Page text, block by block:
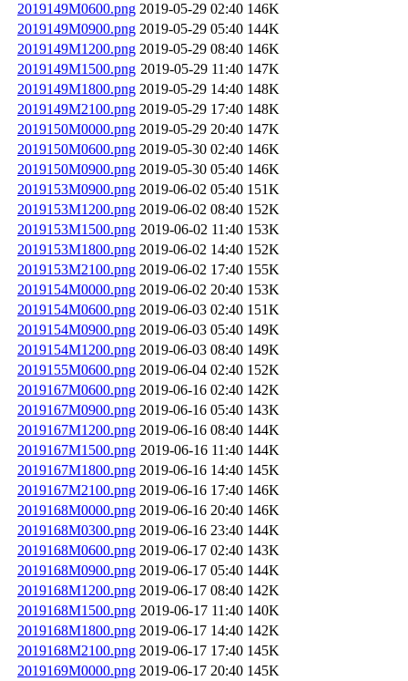
2019149M0600.png 2019-05-29 02:40 146K
2019149M0900.png 2019-05-29 05:40 144K
2019149M1200.png 2019-05-29 08:40 146K
2019149M1500.png 2019-05-29 11:40 147K
2019149M1800.png 2019-05-29 14:40 148K
2019149M2100.png 2019-05-29 17:40 148K
2019150M0000.png 2019-05-29 20:40 147K
2019150M0600.png 2019-05-30 02:40 146K
2019150M0900.png 2019-05-30 05:40 146K
2019153M0900.png 2019-06-02 05:40 151K
2019153M1200.png 2019-06-02 08:40 152K
2019153M1500.png 2019-06-02 11:40 153K
2019153M1800.png 2019-06-02 14:40 152K
2019153M2100.png 2019-06-02 17:40 155K
2019154M0000.png 2019-06-02 20:40 153K
2019154M0600.png 2019-06-03 02:40 151K
2019154M0900.png 2019-06-03 05:40 149K
2019154M1200.png 2019-06-03 08:40 149K
2019155M0600.png 2019-06-04 02:40 152K
2019167M0600.png 2019-06-16 02:40 142K
2019167M0900.png 2019-06-16 05:40 143K
2019167M1200.png 2019-06-16 08:40 144K
2019167M1500.png 2019-06-16 11:40 144K
2019167M1800.png 2019-06-16 14:40 145K
2019167M2100.png 2019-06-16 17:40 146K
2019168M0000.png 2019-06-16 20:40 146K
2019168M0300.png 2019-06-16 23:40 144K
2019168M0600.png 2019-06-17 02:40 143K
2019168M0900.png 2019-06-17 05:40 144K
2019168M1200.png 2019-06-17 08:40 142K
2019168M1500.png 2019-06-17 11:40 140K
2019168M1800.png 2019-06-17 14:40 142K
2019168M2100.png 2019-06-17 17:40 145K
2019169M0000.png 2019-06-17 20:40 145K